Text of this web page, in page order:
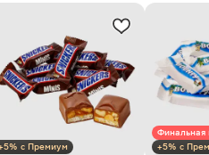
с Премиум
Финальная
+5% с